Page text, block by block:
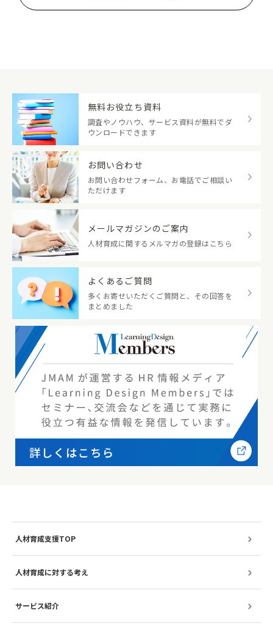
無料お役立ち資料
調査やノウハウ、サービス資料が無料でダ
ウンロードできます
お問い合わせ
お問い合わせフォーム、お電話でご相談い
ただけます
メールマガジンのご案内
人材育成に関するメルマガの登録はこちら
よくあるご質問
多くお寄せいただくご質問と、その回答を
まとめました
人材育成支援TOP
人材育成に対する考え
サービス紹介